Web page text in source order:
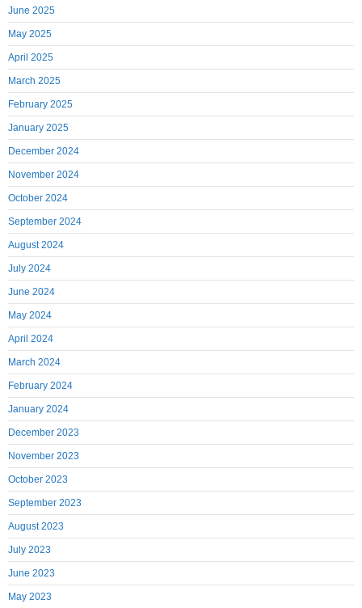
June 2025
May 2025
April 2025
March 2025
February 2025
January 2025
December 2024
November 2024
October 2024
September 2024
August 2024
July 2024
June 2024
May 2024
April 2024
March 2024
February 2024
January 2024
December 2023
November 2023
October 2023
September 2023
August 2023
July 2023
June 2023
May 2023